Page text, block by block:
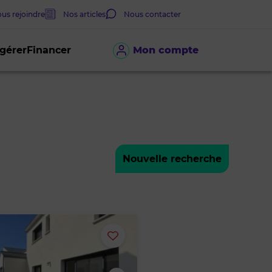
Mon compte
Financer
rejoindre Nos articles Nous contacter
Nouvelle recherche
Ajouter
ou